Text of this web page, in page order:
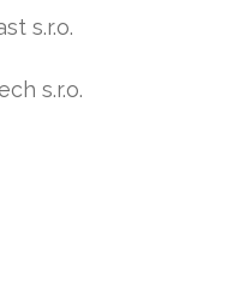
s.r.o.
s.r.o.